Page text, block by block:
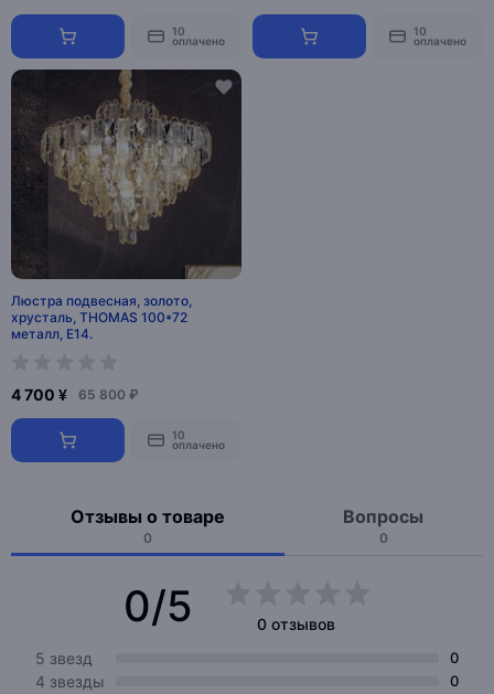
10
оплачено
10
оплачено
Люстра подвесная, золото,
хрусталь, THOMAS 100*72
металл, E14.
4 700 ¥ 65 800 ₽
10
оплачено
Отзывы о товаре
0
Вопросы
0
0/5
0 отзывов
5 звезд
0
4 звезды 0